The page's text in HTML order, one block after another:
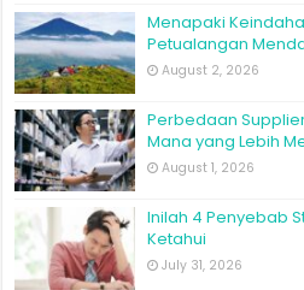
Menapaki
Petualangan
August 2, 2026
Perbedaan
Mana yang Lebih
August 1, 2026
Inilah 4 Penyebab
Ketahui
July 31, 2026